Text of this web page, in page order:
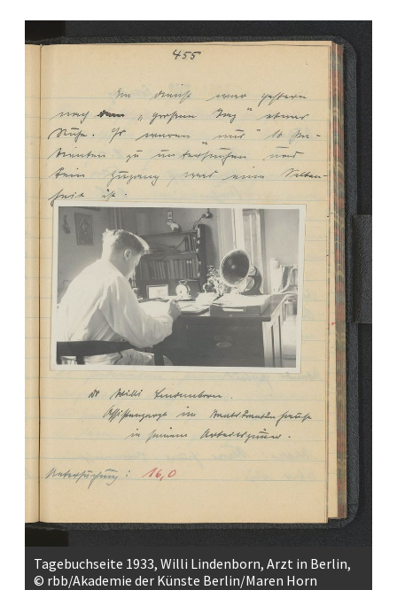
Tagebuchseite 1933, Willi Lindenborn, Arzt in Berlin,
© rbb/Akademie der Künste Berlin/Maren Horn